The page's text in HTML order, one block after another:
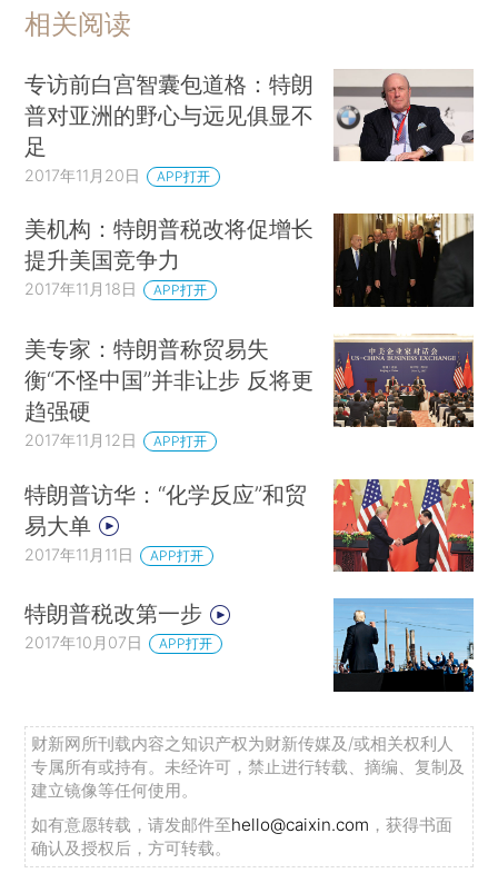
相关阅读
专访前白宫智囊包道格：特朗
普对亚洲的野心与远见俱显不
足
2017年11月20日 APP打开
美机构：特朗普税改将促增长
提升美国竞争力
2017年11月18日 APP打开
美专家：特朗普称贸易失
衡“不怪中国”并非让步 反将更
趋强硬
2017年11月12日 APP打开
特朗普访华：“化学反应”和贸
易大单
2017年11月11日 APP打开
特朗普税改第一步
2017年10月07日 APP打开
财新网所刊载内容之知识产权为财新传媒及/或相关权利人
专属所有或持有。未经许可，禁止进行转载、摘编、复制及
建立镜像等任何使用。
如有意愿转载，请发邮件至hello@caixin.com ，获得书面
确认及授权后，方可转载。